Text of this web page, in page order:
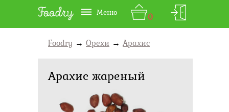
Меню 0
Foodry → Орехи → Арахис
Арахис жареный